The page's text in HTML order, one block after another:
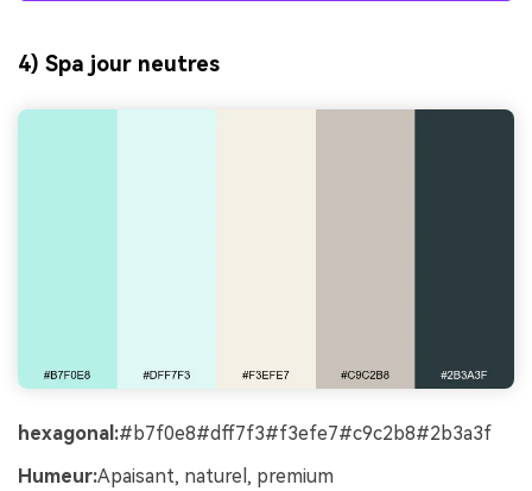
4) Spa jour neutres
hexagonal:#b7f0e8#dff7f3#f3efe7#c9c2b8#2b3a3f
Humeur:Apaisant, naturel, premium